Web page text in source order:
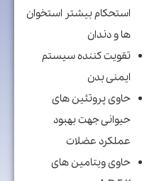
استحکام بیشتر استخوان
ها و دندان
تقویت کننده سیستم
ایمنی بدن
حاوی پروتئین های
حیوانی جهت بهبود
عملکرد عضلات
حاوی ویتامین های